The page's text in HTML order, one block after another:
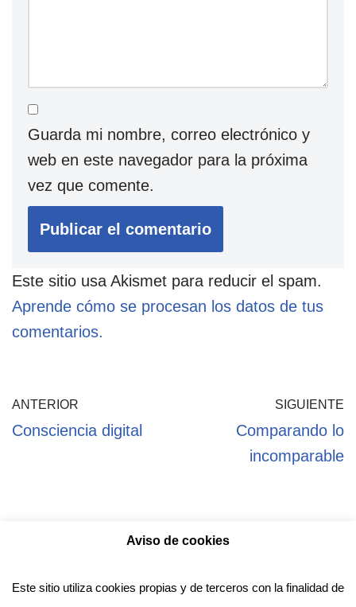
Guarda mi nombre, correo electrónico y
web en este navegador para la próxima
vez que comente.
Este sitio usa Akismet para reducir el spam.
Aprende cómo se procesan los datos de tus
comentarios.
ANTERIOR
Consciencia digital
SIGUIENTE
Comparando lo
incomparable
Política de Cookies
Aviso de cookies
Este sitio utiliza cookies propias y de terceros con la finalidad de